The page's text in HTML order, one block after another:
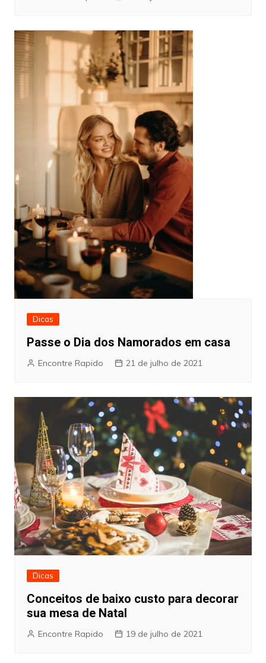
Dicas
Passe o Dia dos Namorados em casa
Encontre Rapido 21 de julho de 2021
Dicas
Conceitos de baixo custo para decorar
sua mesa de Natal
Encontre Rapido 19 de julho de 2021